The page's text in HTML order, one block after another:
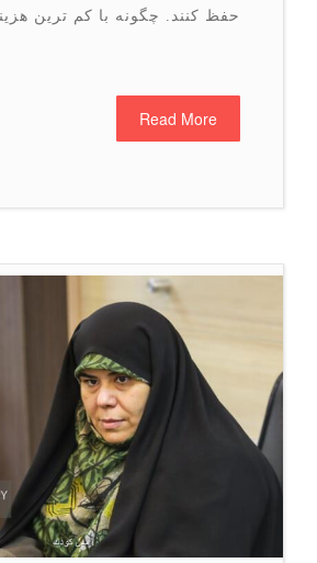
حفظ کنند. چگونه با کم ترین هزینه […]
Read More